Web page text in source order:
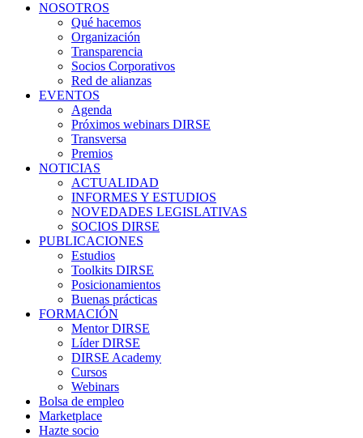
NOSOTROS
Qué hacemos
Organización
Transparencia
Socios Corporativos
Red de alianzas
EVENTOS
Agenda
Próximos webinars DIRSE
Transversa
Premios
NOTICIAS
ACTUALIDAD
INFORMES Y ESTUDIOS
NOVEDADES LEGISLATIVAS
SOCIOS DIRSE
PUBLICACIONES
Estudios
Toolkits DIRSE
Posicionamientos
Buenas prácticas
FORMACIÓN
Mentor DIRSE
Líder DIRSE
DIRSE Academy
Cursos
Webinars
Bolsa de empleo
Marketplace
Hazte socio